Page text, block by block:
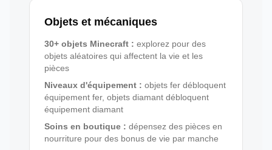
Objets et mécaniques
30+ objets Minecraft : explorez pour des
objets aléatoires qui affectent la vie et les
pièces
Niveaux d'équipement : objets fer débloquent
équipement fer, objets diamant débloquent
équipement diamant
Soins en boutique : dépensez des pièces en
nourriture pour des bonus de vie par manche